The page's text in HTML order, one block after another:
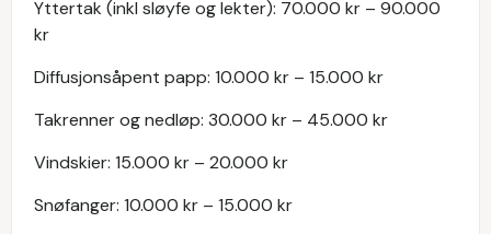
Yttertak (inkl sløyfe og lekter): 70.000 kr – 90.000
kr
Diffusjonsåpent papp: 10.000 kr – 15.000 kr
Takrenner og nedløp: 30.000 kr – 45.000 kr
Vindskier: 15.000 kr – 20.000 kr
Snøfanger: 10.000 kr – 15.000 kr